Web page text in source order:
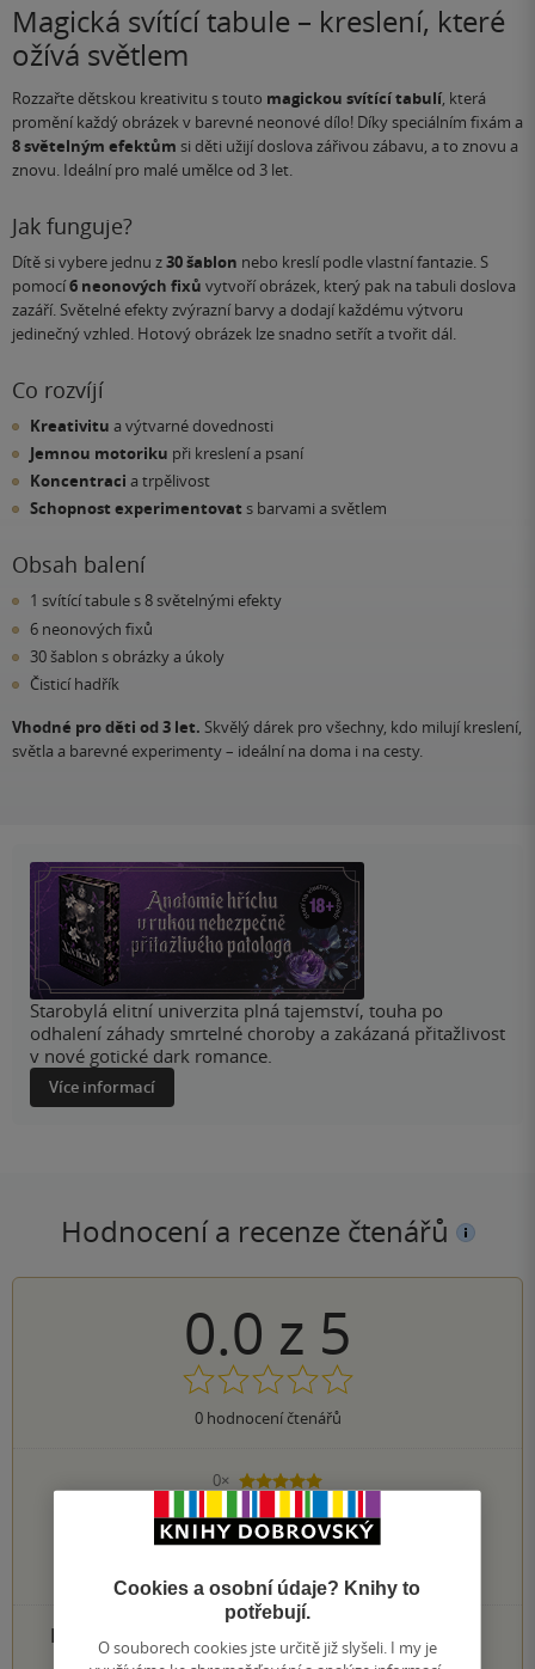
Magická svítící tabule – kreslení, které
ožívá světlem
Rozzařte dětskou kreativitu s touto magickou svítící tabulí, která
promění každý obrázek v barevné neonové dílo! Díky speciálním fixám a
8 světelným efektům si děti užijí doslova zářivou zábavu, a to znovu a
znovu. Ideální pro malé umělce od 3 let.
Jak funguje?
Dítě si vybere jednu z30 šablon nebo kreslí podle vlastní fantazie. S
pomocí6 neonových fixů vytvoří obrázek, který pak na tabuli doslova
zazáří. Světelné efekty zvýrazní barvy a dodají každému výtvoru
jedinečný vzhled. Hotový obrázek lze snadno setřít a tvořit dál.
Co rozvíjí
Kreativitu a výtvarné dovednosti
Jemnou motoriku při kreslení a psaní
Koncentraci a trpělivost
Schopnost experimentovat s barvami a světlem
Obsah balení
1 svítící tabule s 8 světelnými efekty
6 neonových fixů
30 šablon s obrázky a úkoly
Čisticí hadřík
Vhodné pro děti od 3 let. Skvělý dárek pro všechny, kdo milují kreslení,
světla a barevné experimenty – ideální na doma i na cesty.
Starobylá elitní univerzita plná tajemství, touha po
odhalení záhady smrtelné choroby a zakázaná přitažlivost
v nové gotické dark romance.
Více informací
Hodnocení a recenze čtenářů
0.0 z 5
0hodnocení čtenářů
0×
5 hvězdiček
0×
3 hvězdičky
0×
1 hvezdička
PŘIDEJTE SVÉ HODNOCENÍ PRODUKTU
Cookies a osobní údaje? Knihy to
potřebují.
O souborech cookies jste určitě již slyšeli. I my je